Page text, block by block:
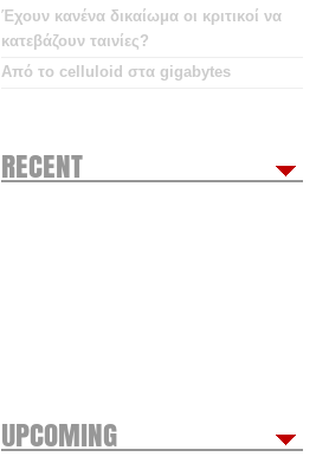
Έχουν κανένα δικαίωμα οι κριτικοί να
κατεβάζουν ταινίες?
Από το celluloid στα gigabytes
RECENT
UPCOMING